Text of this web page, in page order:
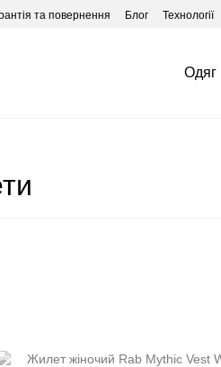
та повернення Блог Технології
Одяг